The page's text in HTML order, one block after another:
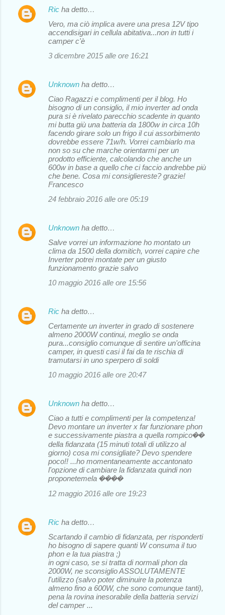
Ric ha detto…
Vero, ma ciò implica avere una presa 12V tipo
accendisigari in cellula abitativa...non in tutti i
camper c'è
3 dicembre 2015 alle ore 16:21
Unknown ha detto…
Ciao Ragazzi e complimenti per il blog. Ho
bisogno di un consiglio, il mio inverter ad onda
pura si è rivelato parecchio scadente in quanto
mi butta giù una batteria da 1800w in circa 10h
facendo girare solo un frigo il cui assorbimento
dovrebbe essere 71w/h. Vorrei cambiarlo ma
non so su che marche orientarmi per un
prodotto efficiente, calcolando che anche un
600w in base a quello che ci faccio andrebbe più
che bene. Cosa mi consigliereste? grazie!
Francesco
24 febbraio 2016 alle ore 05:19
Unknown ha detto…
Salve vorrei un informazione ho montato un
clima da 1500 della domitich, vorrei capire che
Inverter potrei montate per un giusto
funzionamento grazie salvo
10 maggio 2016 alle ore 15:56
Ric ha detto…
Certamente un inverter in grado di sostenere
almeno 2000W continui, meglio se onda
pura...consiglio comunque di sentire un'officina
camper, in questi casi il fai da te rischia di
tramutarsi in uno sperpero di soldi
10 maggio 2016 alle ore 20:47
Unknown ha detto…
Ciao a tutti e complimenti per la competenza!
Devo montare un inverter x far funzionare phon
e successivamente piastra a quella rompico��
della fidanzata (15 minuti totali di utilizzo al
giorno) cosa mi consigliate? Devo spendere
poco!! ...ho momentaneamente accantonato
l'opzione di cambiare la fidanzata quindi non
proponetemela ����
12 maggio 2016 alle ore 19:23
Ric ha detto…
Scartando il cambio di fidanzata, per risponderti
ho bisogno di sapere quanti W consuma il tuo
phon e la tua piastra ;)
in ogni caso, se si tratta di normali phon da
2000W, ne sconsiglio ASSOLUTAMENTE
l'utilizzo (salvo poter diminuire la potenza
almeno fino a 600W, che sono comunque tanti),
pena la rovina inesorabile della batteria servizi
del camper ...